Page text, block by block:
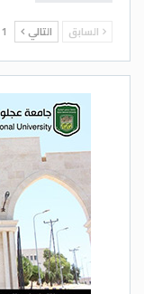
السابق التالي 1 من 630